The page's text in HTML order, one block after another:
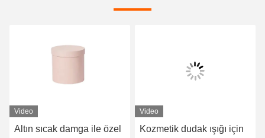
Video
Altın sıcak damga ile özel
Video
Kozmetik dudak ışığı için